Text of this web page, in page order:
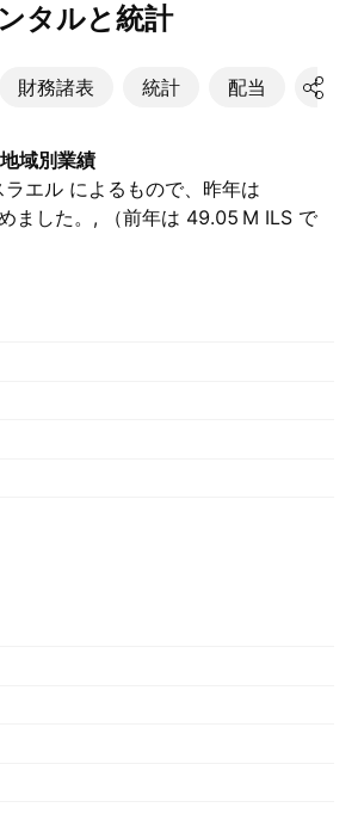
タルと統計
財務諸表 統計 配当 決算
域別業績
エル によるもので、昨年は
ました。, （前年は ‪49.05 M‬ ILS で